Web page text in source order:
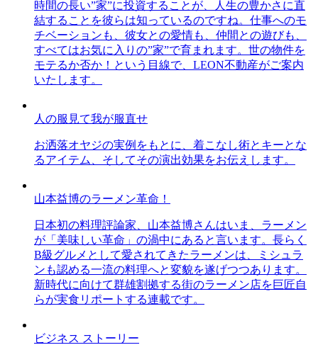
時間の長い”家”に投資することが、人生の豊かさに直
結することを彼らは知っているのですね。仕事へのモ
チベーションも、彼女との愛情も、仲間との遊びも、
すべてはお気に入りの”家”で育まれます。世の物件を
モテるか否か！という目線で、LEON不動産がご案内
いたします。
人の服見て我が服直せ
お洒落オヤジの実例をもとに、着こなし術とキーとな
るアイテム、そしてその演出効果をお伝えします。
山本益博のラーメン革命！
日本初の料理評論家、山本益博さんはいま、ラーメン
が「美味しい革命」の渦中にあると言います。長らく
B級グルメとして愛されてきたラーメンは、ミシュラ
ンも認める一流の料理へと変貌を遂げつつあります。
新時代に向けて群雄割拠する街のラーメン店を巨匠自
らが実食リポートする連載です。
ビジネス ストーリー